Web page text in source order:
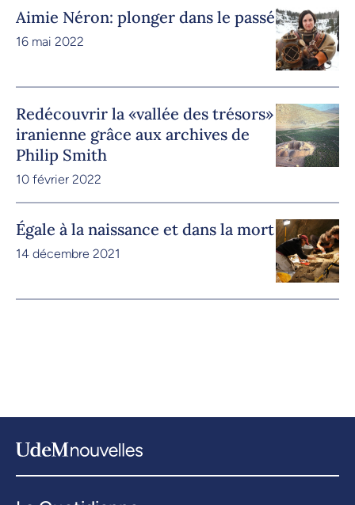
Aimie Néron: plonger dans le passé
16 mai 2022
Redécouvrir la «vallée des trésors»
iranienne grâce aux archives de
Philip Smith
10 février 2022
Égale à la naissance et dans la mort
14 décembre 2021